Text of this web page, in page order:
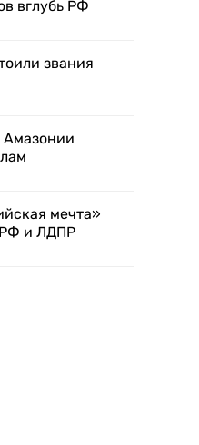
вглубь РФ
звания
Амазонии
мечта»
и ЛДПР